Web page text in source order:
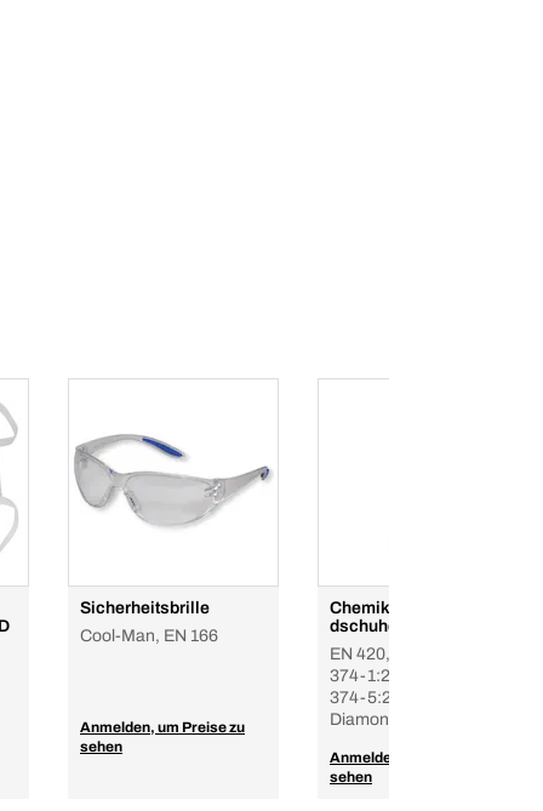
Sicherheitsbrille
Cool-Man, EN 166
Anmelden, um Preise zu
sehen
Chemikalienschutzhan
dschuhe – Nitril
EN 420, EN 388, EN ISO
374-1:2016, EN ISO
374-5:2016, Premium
Diamond Finish
Anmelden, um Preise zu
sehen